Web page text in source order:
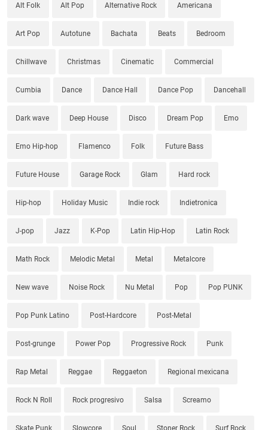
Alt Folk Alt Pop Alternative Rock Americana
Art Pop Autotune Bachata Beats Bedroom
Chillwave Christmas Cinematic Commercial
Cumbia Dance Dance Hall Dance Pop Dancehall
Dark wave Deep House Disco Dream Pop Emo
Emo Hip-hop Flamenco Folk Future Bass
Future House Garage Rock Glam Hard rock
Hip-hop Holiday Music Indie rock Indietronica
J-pop Jazz K-Pop Latin Hip-Hop Latin Rock
Math Rock Melodic Metal Metal Metalcore
New wave Noise Rock Nu Metal Pop Pop PUNK
Pop Punk Latino Post-Hardcore Post-Metal
Post-grunge Power Pop Progressive Rock Punk
Rap Metal Reggae Reggaeton Regional mexicana
Rock N Roll Rock progresivo Salsa Screamo
Skate Punk Slowcore Soul Stoner Rock Surf Rock